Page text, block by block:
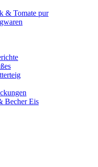
& Tomate pur
Becher Eis